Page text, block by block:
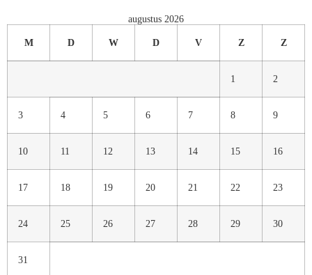
augustus 2026
M D W D V Z Z
1 2
3 4 5 6 7 8 9
10 11 12 13 14 15 16
17 18 19 20 21 22 23
24 25 26 27 28 29 30
31